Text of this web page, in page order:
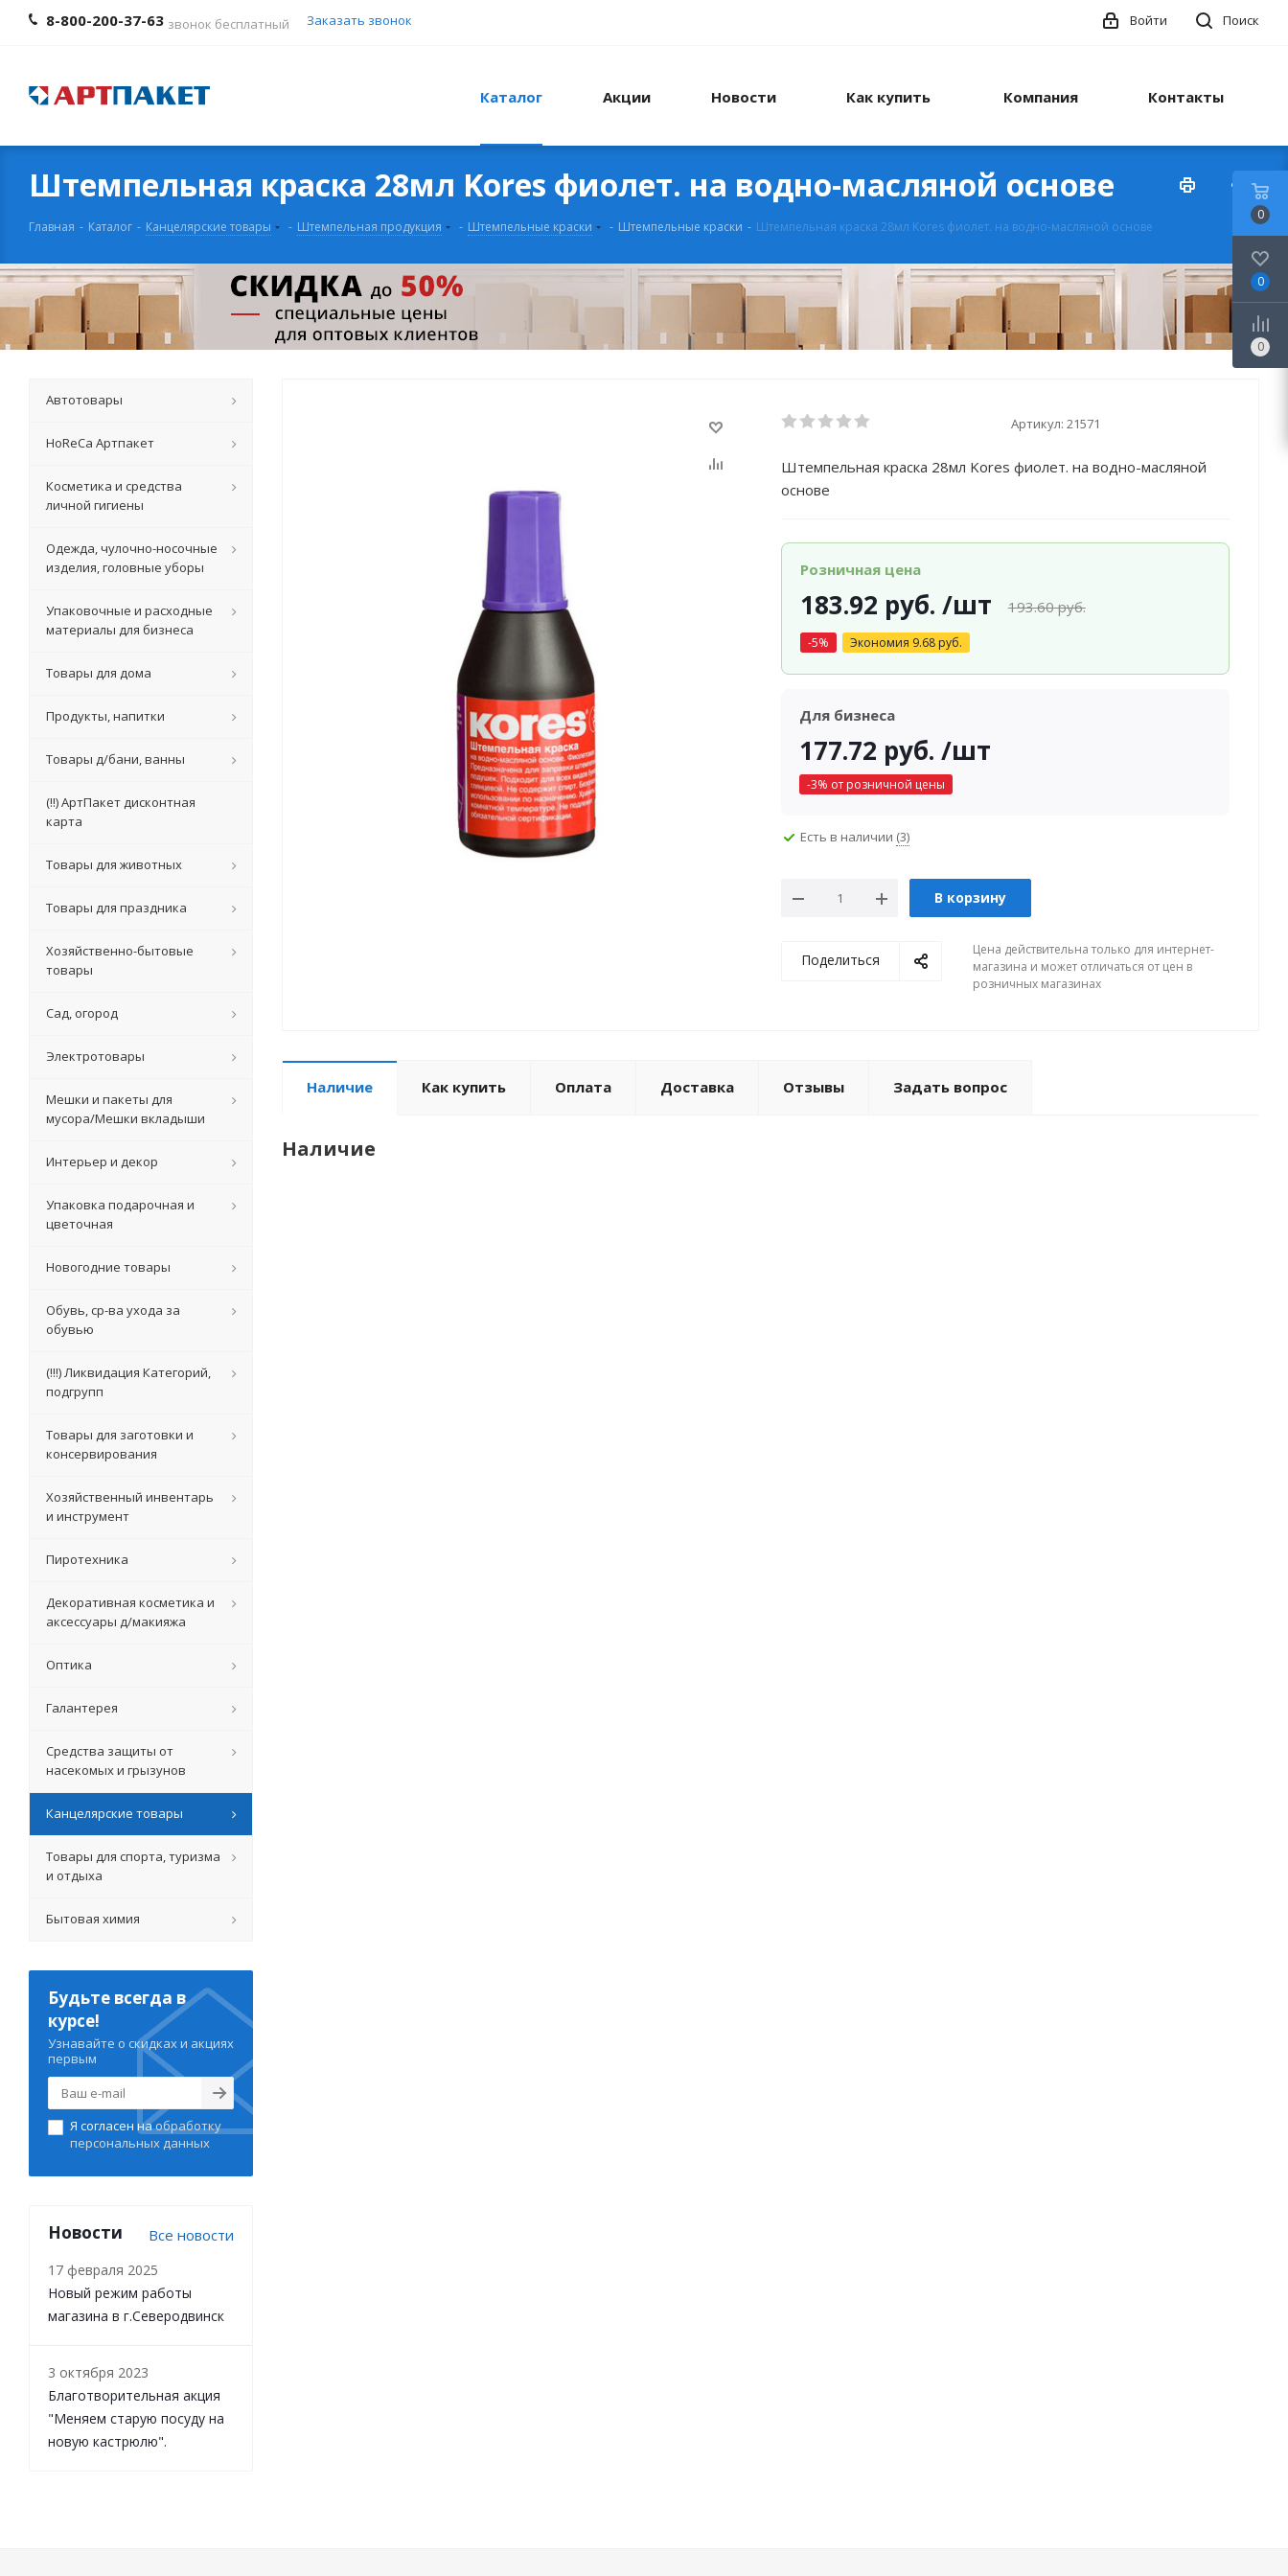
8-800-200-37-63 звонок бесплатный Заказать звонок Поиск
Войти
Каталог Акции Новости Как купить Компания Контакты
Штемпельная краска 28мл Kores фиолет. на водно-масляной основе
Главная - Каталог - Канцелярские товары - Штемпельная продукция - Штемпельные краски - Штемпельные краски - Штемпельная краска 28мл Kores фиолет. на водно-масляной основе
Артикул: 21571
Штемпельная краска 28мл Kores фиолет. на водно-масляной
основе
Розничная цена
183.92 руб. /шт 193.60руб.
-5% Экономия 9.68руб.
Для бизнеса
177.72 руб. /шт
-3% от розничной цены
Есть в наличии (3)
В корзину
Поделиться
Цена действительна только для интернет-
магазина и может отличаться от цен в
розничных магазинах
Наличие Как купить Оплата Доставка Отзывы Задать вопрос
Наличие
Автотовары
HoReCa Артпакет
Косметика и средства
личной гигиены
Одежда, чулочно-носочные
изделия, головные уборы
Упаковочные и расходные
материалы для бизнеса
Товары для дома
Продукты, напитки
Товары д/бани, ванны
(!!) АртПакет дисконтная
карта
Товары для животных
Товары для праздника
Хозяйственно-бытовые
товары
Сад, огород
Электротовары
Мешки и пакеты для
мусора/Мешки вкладыши
Интерьер и декор
Упаковка подарочная и
цветочная
Новогодние товары
Обувь, ср-ва ухода за
обувью
(!!!) Ликвидация Категорий,
подгрупп
Товары для заготовки и
консервирования
Хозяйственный инвентарь
и инструмент
Пиротехника
Декоративная косметика и
аксессуары д/макияжа
Оптика
Галантерея
Средства защиты от
насекомых и грызунов
Канцелярские товары
Товары для спорта, туризма
и отдыха
Бытовая химия
Будьте всегда в
курсе!
Узнавайте о скидках и акциях
первым
Я согласен наобработку
персональных данных
Новости Все новости
17 февраля 2025
Новый режим работы
магазина в г.Северодвинск
3 октября 2023
Благотворительная акция
"Меняем старую посуду на
новую кастрюлю".
0
0
0